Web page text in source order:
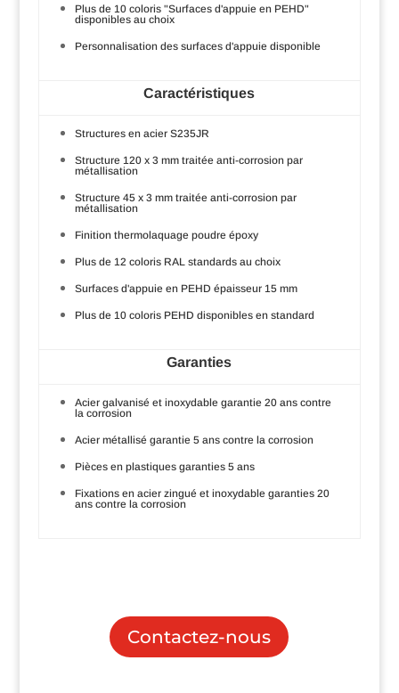
Plus de 10 coloris "Surfaces d'appuie en PEHD"
disponibles au choix
Personnalisation des surfaces d'appuie disponible
Caractéristiques
Structures en acier S235JR
Structure 120 x 3 mm traitée anti-corrosion par
métallisation
Structure 45 x 3 mm traitée anti-corrosion par
métallisation
Finition thermolaquage poudre époxy
Plus de 12 coloris RAL standards au choix
Surfaces d'appuie en PEHD épaisseur 15 mm
Plus de 10 coloris PEHD disponibles en standard
Garanties
Acier galvanisé et inoxydable garantie 20 ans contre
la corrosion
Acier métallisé garantie 5 ans contre la corrosion
Pièces en plastiques garanties 5 ans
Fixations en acier zingué et inoxydable garanties 20
ans contre la corrosion
Contactez-nous